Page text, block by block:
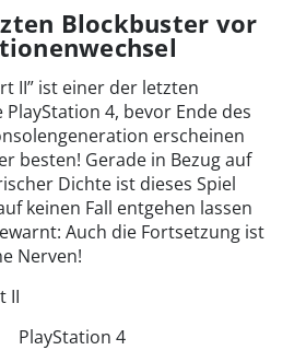
Blockbuster vor
II” ist einer der letzten
4, bevor Ende des
erscheinen
besten! Gerade in Bezug auf
Dichte ist dieses Spiel
keinen Fall entgehen lassen
Auch die Fortsetzung ist
Nerven!
II
4